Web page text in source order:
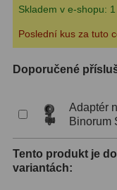
Speciální1
Barlow
Měsíční a
Skladem v e-shopu:
Poslední kus za tuto
Doporučené
Adaptér
Binorum
Tento produkt je
variantách: